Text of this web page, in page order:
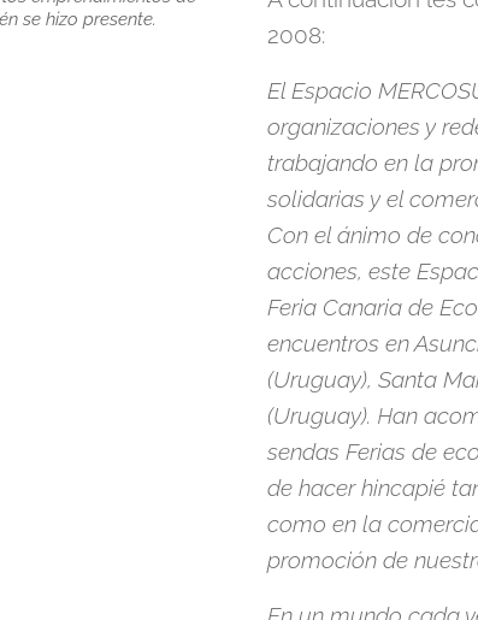
se hizo presente.
2008:
El Espacio
organizaciones y
trabajando en la
solidarias y el
Con el ánimo de
acciones, este
Feria Canaria de
encuentros en
(Uruguay), Santa
(Uruguay). Han
sendas Ferias de
de hacer hincapié
como en la
promoción de